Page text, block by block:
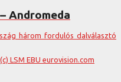
Andromeda
három fordulós dalválasztó